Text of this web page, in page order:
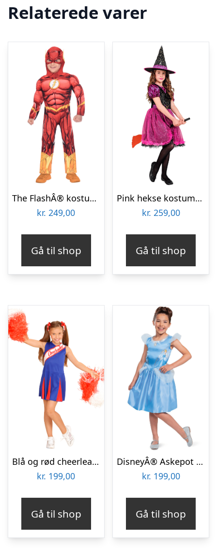
Relaterede varer
The FlashÂ® kostume til børn
kr. 249,00
Gå til shop
Pink hekse kostume til børn
kr. 259,00
Gå til shop
Blå og rød cheerleader kostume til børn
kr. 199,00
Gå til shop
DisneyÂ® Askepot kostume til børn
kr. 199,00
Gå til shop